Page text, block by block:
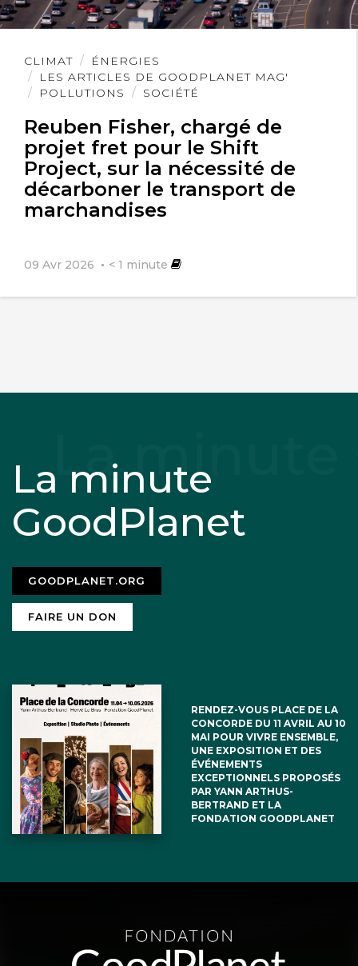
CLIMAT
ÉNERGIES
LES ARTICLES DE GOODPLANET MAG'
POLLUTIONS
SOCIÉTÉ
Reuben Fisher, chargé de
projet fret pour le Shift
Project, sur la nécessité de
décarboner le transport de
marchandises
09 Avr 2026 < 1 minute
Lire
l'article
La minute
GoodPlanet
GOODPLANET.ORG
FAIRE UN DON
RENDEZ-VOUS PLACE DE LA
CONCORDE DU 11 AVRIL AU 10
MAI POUR VIVRE ENSEMBLE,
UNE EXPOSITION ET DES
ÉVÉNEMENTS
EXCEPTIONNELS PROPOSÉS
PAR YANN ARTHUS-
BERTRAND ET LA
FONDATION GOODPLANET